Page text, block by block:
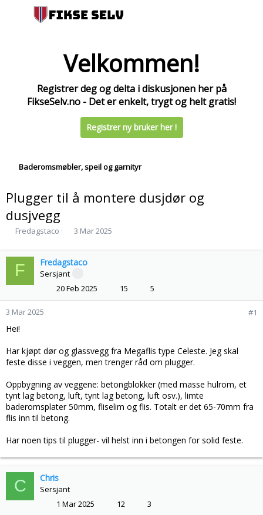
Velkommen!
Registrer deg og delta i diskusjonen her på
FikseSelv.no - Det er enkelt, trygt og helt gratis!
Registrer ny bruker her !
Baderomsmøbler, speil og garnityr
Plugger til å montere dusjdør og
dusjvegg
T
d
s
t
r
t
e
Fredagstaco
S
r
d
a
t
3 Mar 2025
F Fredagstaco
Sersjant
20 Feb 2025
15 5
3 Mar 2025 #1
Hei!
Har kjøpt dør og glassvegg fra Megaflis type Celeste. Jeg skal
feste disse i veggen, men trenger råd om plugger.
Oppbygning av veggene: betongblokker (med masse hulrom, et
tynt lag betong, luft, tynt lag betong, luft osv.), limte
baderomsplater 50mm, fliselim og flis. Totalt er det 65-70mm fra
flis inn til betong.
Har noen tips til plugger- vil helst inn i betongen for solid feste.
C Chris
Sersjant
1 Mar 2025
12 3